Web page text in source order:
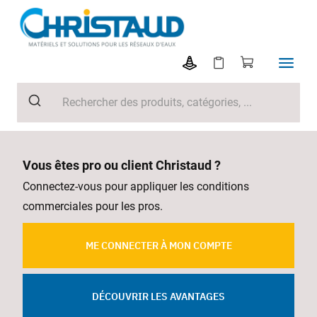
Vous êtes pro ou client Christaud ?
Connectez-vous pour appliquer les conditions
commerciales pour les pros.
ME CONNECTER À MON COMPTE
DÉCOUVRIR LES AVANTAGES